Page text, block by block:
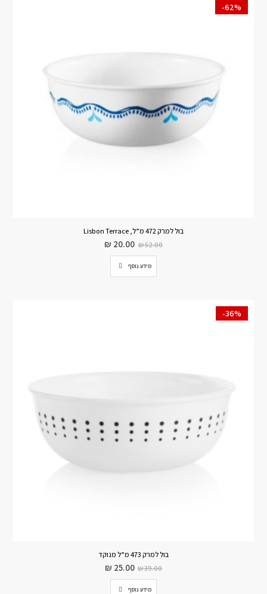
-62%
בול למרק 472 מ”ל, Lisbon Terrace
₪52.00
₪ 20.00
מידע נוסף
-36%
בול למרק 473 מ”ל מנוקד
₪39.00
₪ 25.00
מידע נוסף